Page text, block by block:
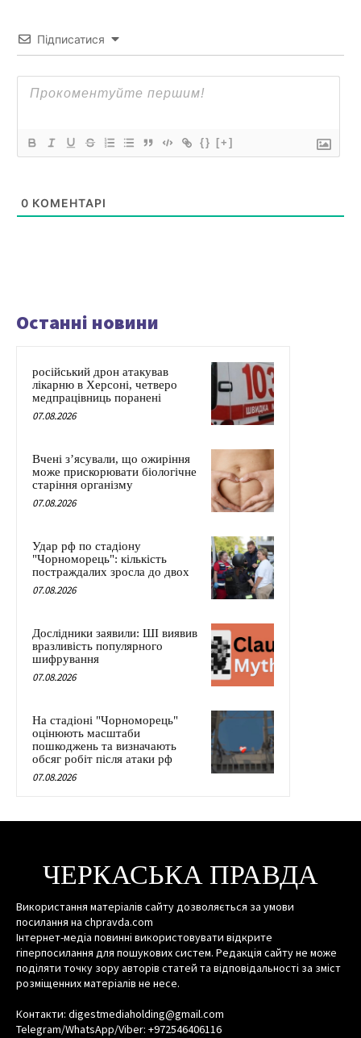
Підписатися
{} [+]
0 КОМЕНТАРІ
Останні новини
російський дрон атакував
лікарню в Херсоні, четверо
медпрацівниць поранені
07.08.2026
Вчені з’ясували, що ожиріння
може прискорювати біологічне
старіння організму
07.08.2026
Удар рф по стадіону
"Чорноморець": кількість
постраждалих зросла до двох
07.08.2026
Дослідники заявили: ШІ виявив
вразливість популярного
шифрування
07.08.2026
На стадіоні "Чорноморець"
оцінюють масштаби
пошкоджень та визначають
обсяг робіт після атаки рф
07.08.2026
ЧЕРКАСЬКА ПРАВДА
Використання матеріалів сайту дозволяється за умови
посилання на chpravda.com
Інтернет-медіа повинні використовувати відкрите
гіперпосилання для пошукових систем. Редакція сайту не може
поділяти точку зору авторів статей та відповідальності за зміст
розміщенних матеріалів не несе.
Контакти: digestmediaholding@gmail.com
Telegram/WhatsApp/Viber: +972546406116